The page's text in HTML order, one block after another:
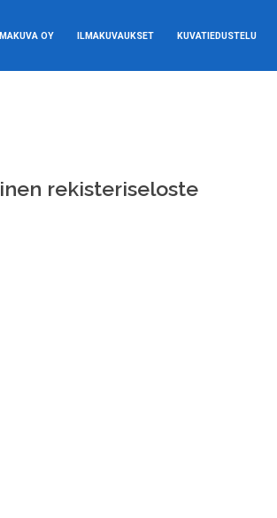
OY ILMAKUVAUKSET KUVATIEDUSTELU
rekisteriseloste